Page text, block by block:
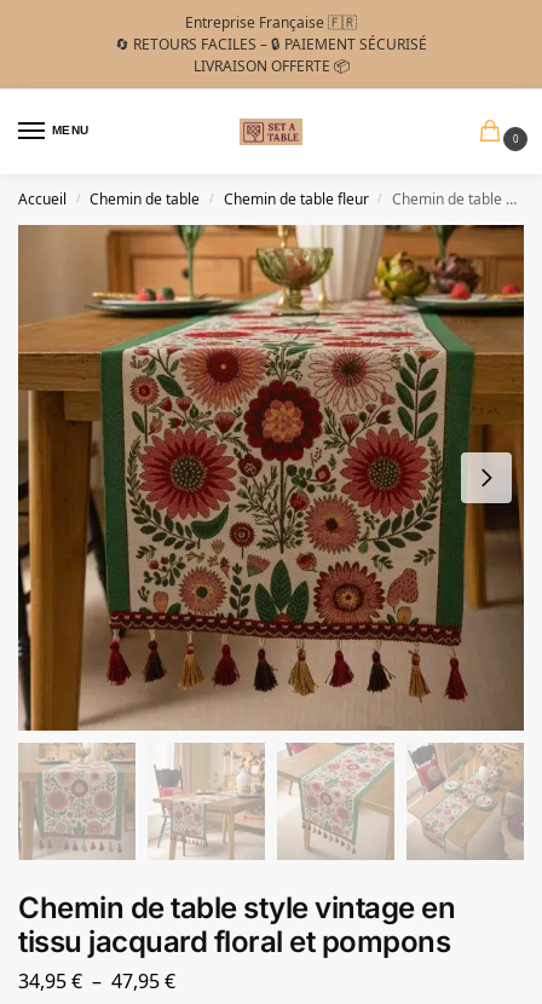
Entreprise Française 🇫🇷
🔄 RETOURS FACILES – 🔒 PAIEMENT SÉCURISÉ
LIVRAISON OFFERTE 📦
MENU
0
Accueil / Chemin de table / Chemin de table fleur / Chemin de table style vintage en tissu jacquard floral et pompons
Chemin de table style vintage en
tissu jacquard floral et pompons
34,95€ – 47,95€